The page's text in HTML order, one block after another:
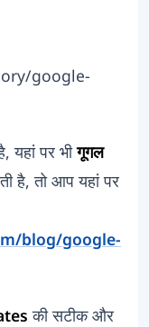
google-
यहां पर भीगूगल
है, तो आप यहां पर
blog/google-
की सटीक और